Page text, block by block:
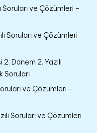
Soruları ve Çözümleri –
Soruları ve Çözümleri
2. Dönem 2. Yazılı
Soruları
ve Çözümleri –
Soruları ve Çözümleri